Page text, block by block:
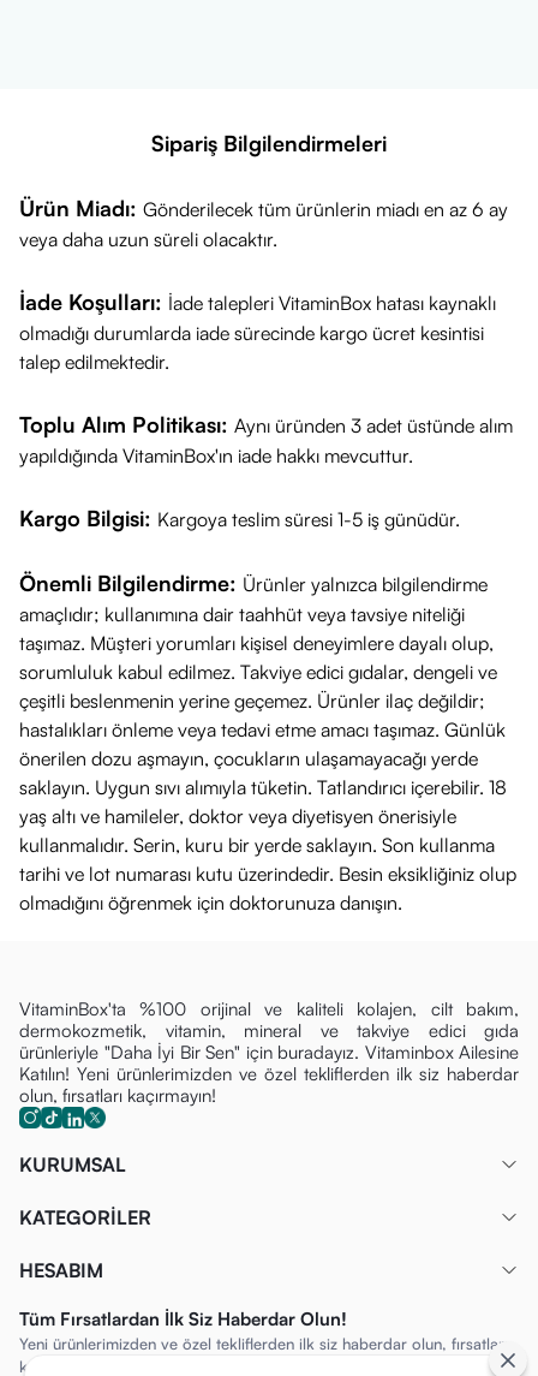
Sipariş Bilgilendirmeleri
Ürün Miadı: Gönderilecek tüm ürünlerin miadı en az 6 ay
veya daha uzun süreli olacaktır.
İade Koşulları: İade talepleri VitaminBox hatası kaynaklı
olmadığı durumlarda iade sürecinde kargo ücret kesintisi
talep edilmektedir.
Toplu Alım Politikası: Aynı üründen 3 adet üstünde alım
yapıldığında VitaminBox'ın iade hakkı mevcuttur.
Kargo Bilgisi: Kargoya teslim süresi 1-5 iş günüdür.
Önemli Bilgilendirme: Ürünler yalnızca bilgilendirme
amaçlıdır; kullanımına dair taahhüt veya tavsiye niteliği
taşımaz. Müşteri yorumları kişisel deneyimlere dayalı olup,
sorumluluk kabul edilmez. Takviye edici gıdalar, dengeli ve
çeşitli beslenmenin yerine geçemez. Ürünler ilaç değildir;
hastalıkları önleme veya tedavi etme amacı taşımaz. Günlük
önerilen dozu aşmayın, çocukların ulaşamayacağı yerde
saklayın. Uygun sıvı alımıyla tüketin. Tatlandırıcı içerebilir. 18
yaş altı ve hamileler, doktor veya diyetisyen önerisiyle
kullanmalıdır. Serin, kuru bir yerde saklayın. Son kullanma
tarihi ve lot numarası kutu üzerindedir. Besin eksikliğiniz olup
olmadığını öğrenmek için doktorunuza danışın.
VitaminBox'ta %100 orijinal ve kaliteli kolajen, cilt bakım,
dermokozmetik, vitamin, mineral ve takviye edici gıda
ürünleriyle "Daha İyi Bir Sen" için buradayız. Vitaminbox Ailesine
Katılın! Yeni ürünlerimizden ve özel tekliflerden ilk siz haberdar
olun, fırsatları kaçırmayın!
KURUMSAL
KATEGORİLER
HESABIM
Tüm Fırsatlardan İlk Siz Haberdar Olun!
Yeni ürünlerimizden ve özel tekliflerden ilk siz haberdar olun, fırsatları
kaçırmayın!